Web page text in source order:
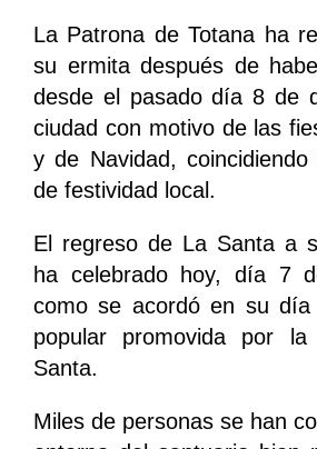
La Patrona de Totana ha
su ermita después de
desde el pasado día 8 de
ciudad con motivo de las
y de Navidad,
de festividad local.
El regreso de La Santa a
ha celebrado hoy, día 7
como se acordó en su
popular promovida por la
Santa.
Miles de personas se han